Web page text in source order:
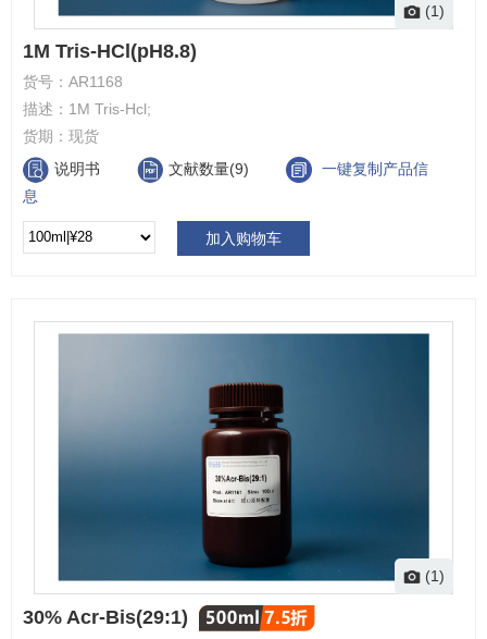
(1)
1M Tris-HCl(pH8.8)
货号： AR1168
描述： 1M Tris-Hcl;
货期： 现货
说明书
文献数量(9)
一键复制产品信
息
加入购物车
(1)
30% Acr-Bis(29:1)